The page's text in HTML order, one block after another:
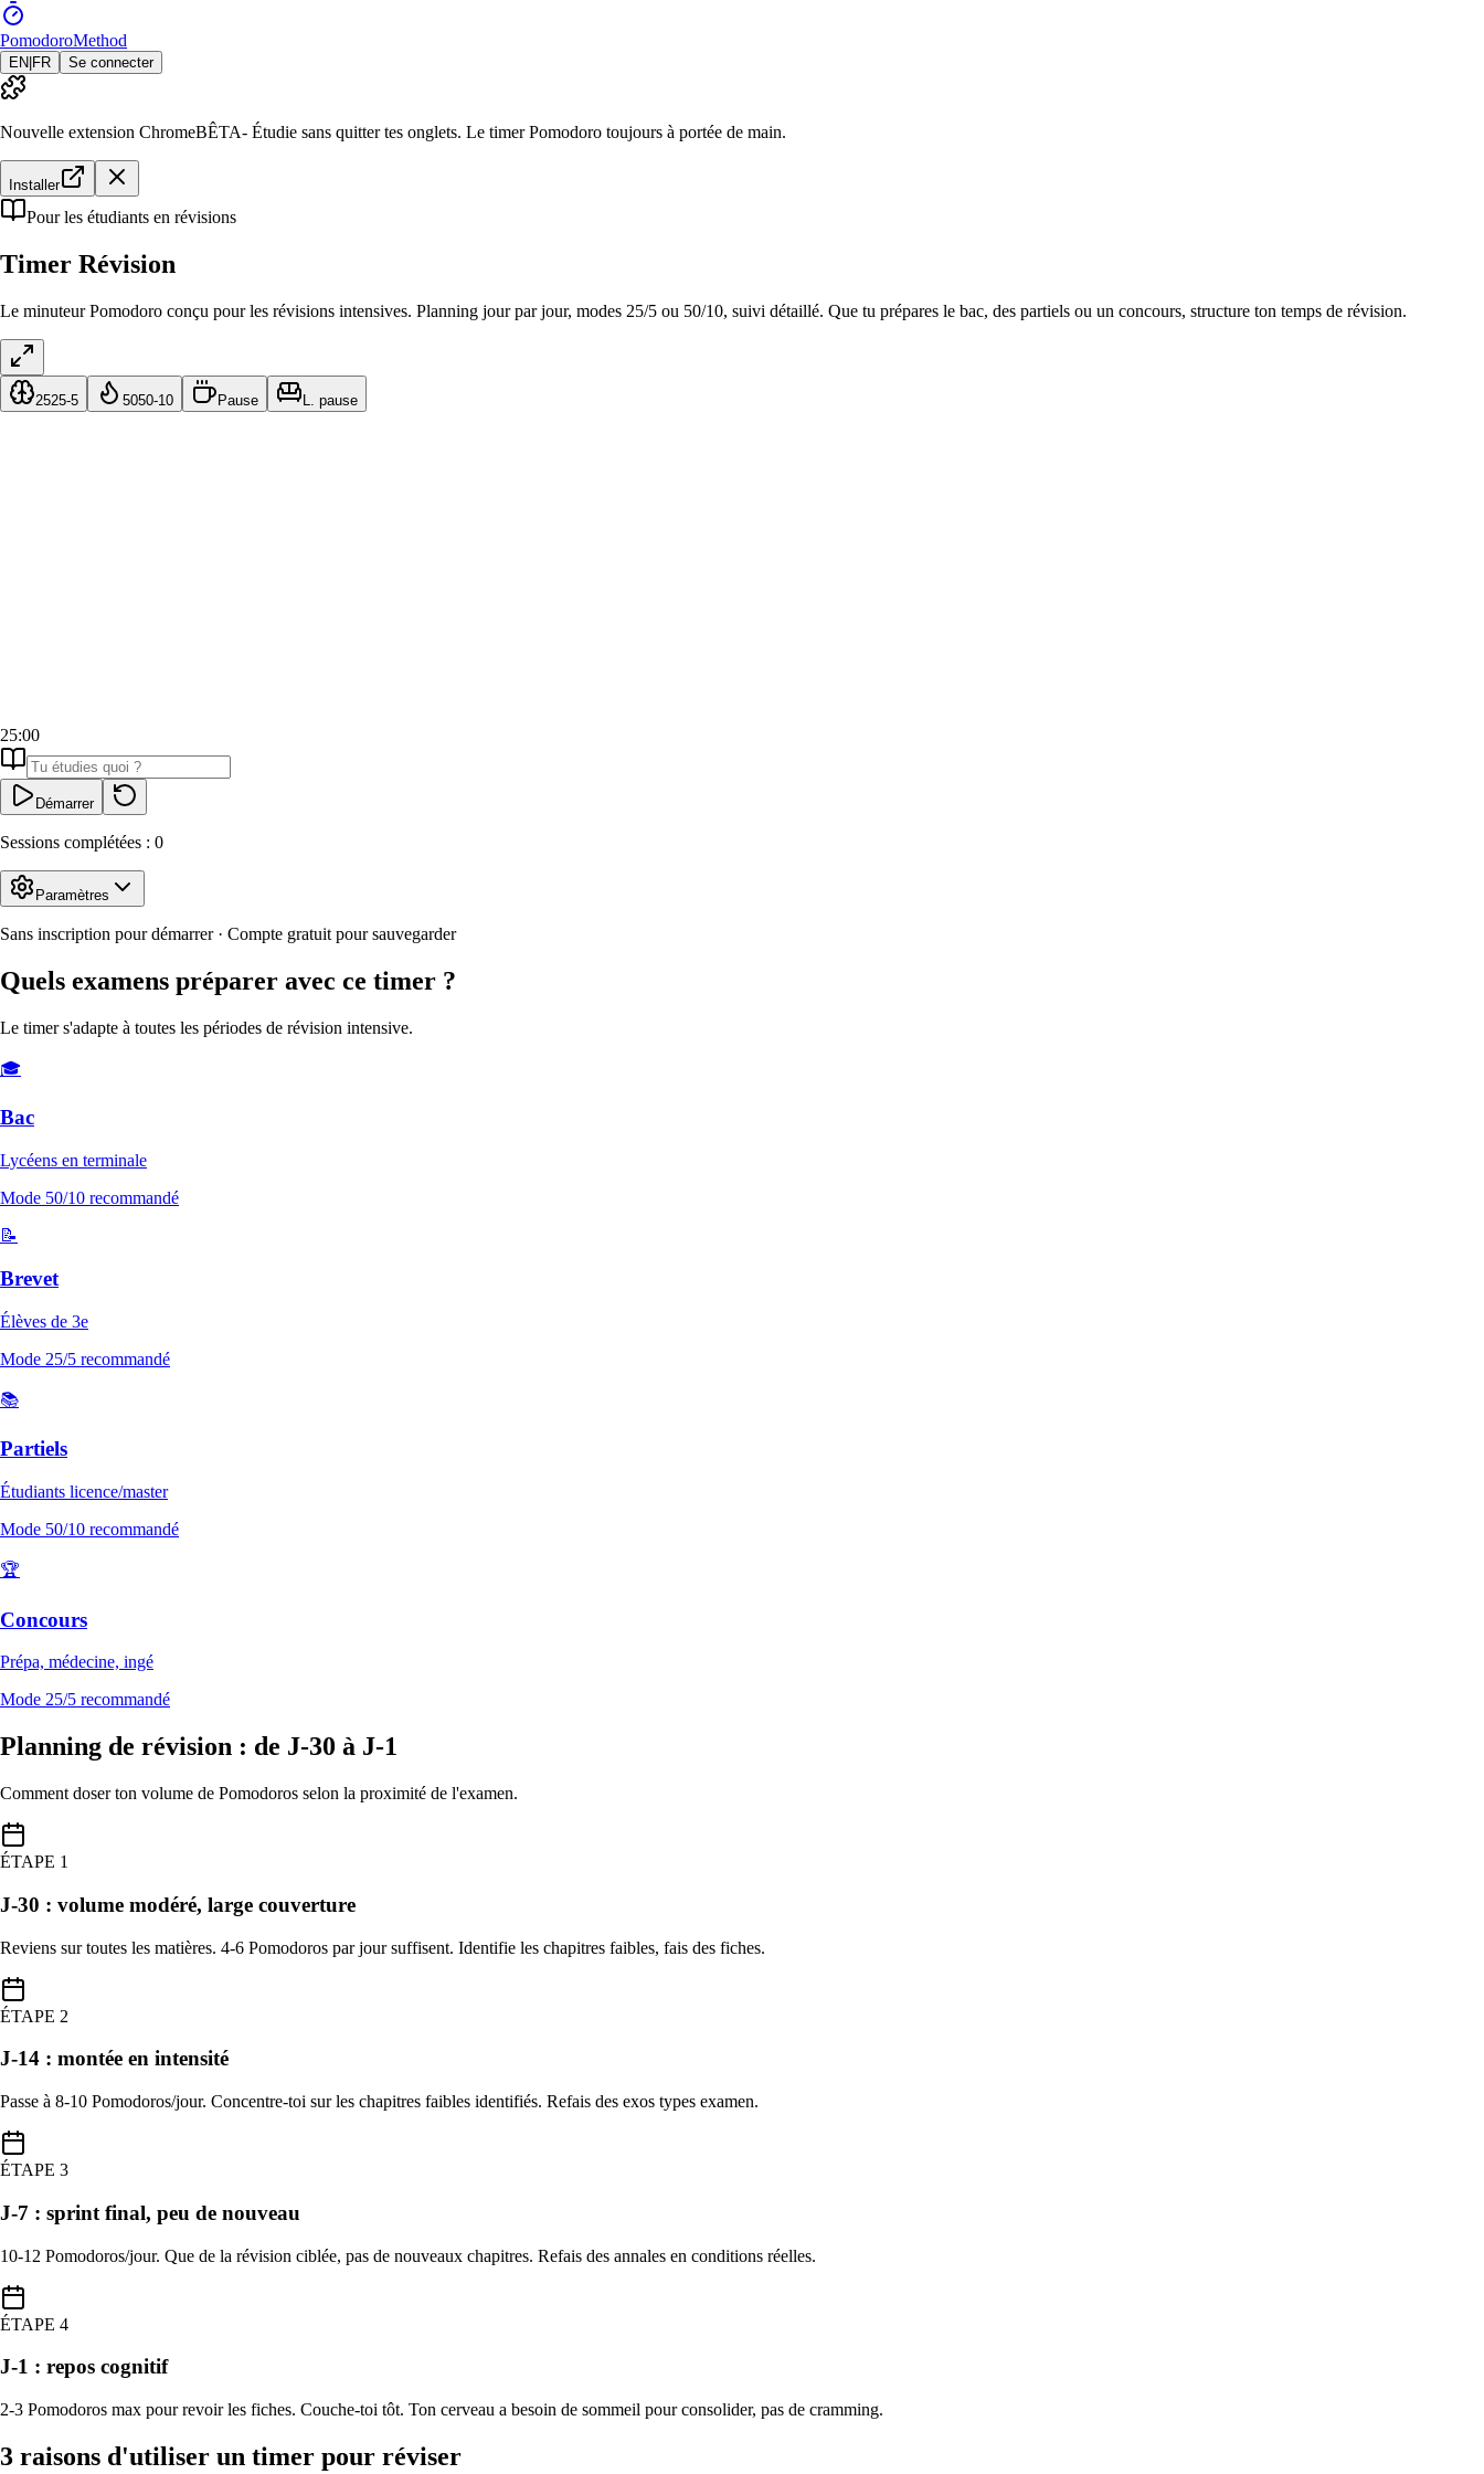
PomodoroMethod
EN FR Se connecter
Nouvelle extension ChromeBÊTA- Étudie sans quitter tes onglets. Le timer Pomodoro toujours à portée de main.
Installer
Pour les étudiants en révisions
Timer Révision
Le minuteur Pomodoro conçu pour les révisions intensives. Planning jour par jour, modes 25/5 ou 50/10, suivi détaillé. Que tu prépares le bac, des partiels ou un concours, structure ton temps de révision.
2525-5 5050-10 Pause L. pause
25:00
Démarrer
Sessions complétées : 0
Paramètres
Sans inscription pour démarrer · Compte gratuit pour sauvegarder
Quels examens préparer avec ce timer ?
Le timer s'adapte à toutes les périodes de révision intensive.
🎓
Bac
Lycéens en terminale
Mode 50/10 recommandé
📝
Brevet
Élèves de 3e
Mode 25/5 recommandé
📚
Partiels
Étudiants licence/master
Mode 50/10 recommandé
🏆
Concours
Prépa, médecine, ingé
Mode 25/5 recommandé
Planning de révision : de J-30 à J-1
Comment doser ton volume de Pomodoros selon la proximité de l'examen.
ÉTAPE 1
J-30 : volume modéré, large couverture
Reviens sur toutes les matières. 4-6 Pomodoros par jour suffisent. Identifie les chapitres faibles, fais des fiches.
ÉTAPE 2
J-14 : montée en intensité
Passe à 8-10 Pomodoros/jour. Concentre-toi sur les chapitres faibles identifiés. Refais des exos types examen.
ÉTAPE 3
J-7 : sprint final, peu de nouveau
10-12 Pomodoros/jour. Que de la révision ciblée, pas de nouveaux chapitres. Refais des annales en conditions réelles.
ÉTAPE 4
J-1 : repos cognitif
2-3 Pomodoros max pour revoir les fiches. Couche-toi tôt. Ton cerveau a besoin de sommeil pour consolider, pas de cramming.
3 raisons d'utiliser un timer pour réviser